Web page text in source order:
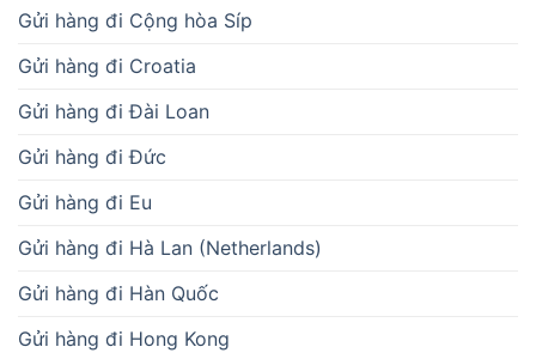
Gửi hàng đi Cộng hòa Síp
Gửi hàng đi Croatia
Gửi hàng đi Đài Loan
Gửi hàng đi Đức
Gửi hàng đi Eu
Gửi hàng đi Hà Lan (Netherlands)
Gửi hàng đi Hàn Quốc
Gửi hàng đi Hong Kong